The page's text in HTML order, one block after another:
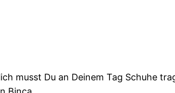
musst Du an Deinem Tag Schuhe